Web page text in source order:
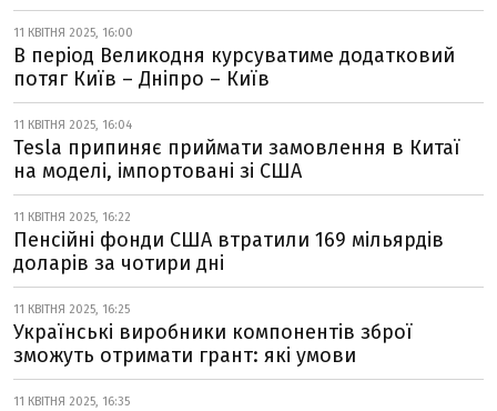
11 КВІТНЯ 2025, 16:00
В період Великодня курсуватиме додатковий
потяг Київ – Дніпро – Київ
11 КВІТНЯ 2025, 16:04
Tesla припиняє приймати замовлення в Китаї
на моделі, імпортовані зі США
11 КВІТНЯ 2025, 16:22
Пенсійні фонди США втратили 169 мільярдів
доларів за чотири дні
11 КВІТНЯ 2025, 16:25
Українські виробники компонентів зброї
зможуть отримати грант: які умови
11 КВІТНЯ 2025, 16:35